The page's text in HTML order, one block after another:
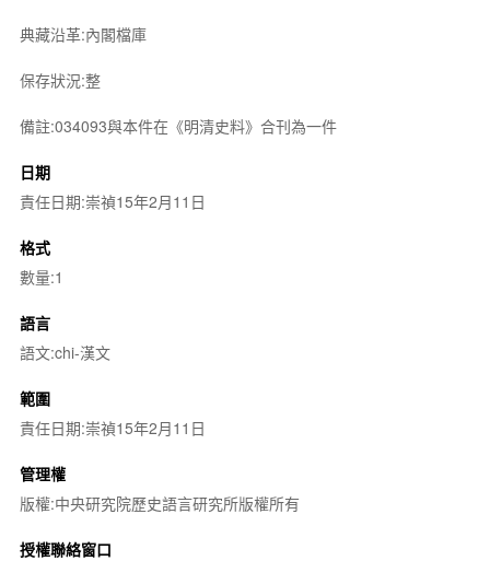
典藏沿革:內閣檔庫
保存狀況:整
備註:034093與本件在《明清史料》合刊為一件
日期
責任日期:崇禎15年2月11日
格式
數量:1
語言
語文:chi-漢文
範圍
責任日期:崇禎15年2月11日
管理權
版權:中央研究院歷史語言研究所版權所有
授權聯絡窗口